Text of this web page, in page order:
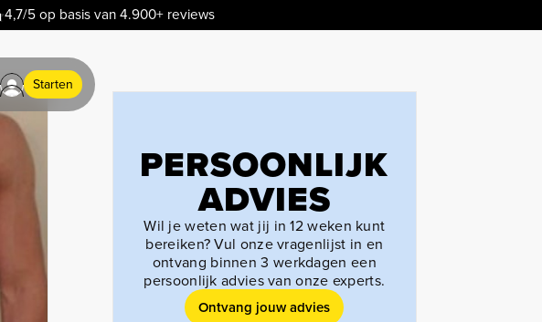
4,7/5 op basis van 4.900+ reviews
Starten
PERSOONLIJK
ADVIES
Wil je weten wat jij in 12 weken kunt
bereiken? Vul onze vragenlijst in en
ontvang binnen 3 werkdagen een
persoonlijk advies van onze experts.
Ontvang jouw advies